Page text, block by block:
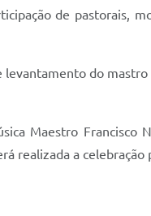
de pastorais,
do
Maestro Francisco
realizada a celebração